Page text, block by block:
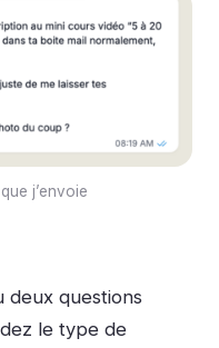
j’envoie
deux questions
le type de